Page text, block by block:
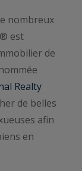
nombreux
est
de
Realty
de belles
afin
en